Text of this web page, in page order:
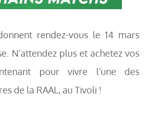
rendez-vous le 14 mars
N’attendez plus et achetez vos
pour vivre l’une des
de la RAAL, au Tivoli !